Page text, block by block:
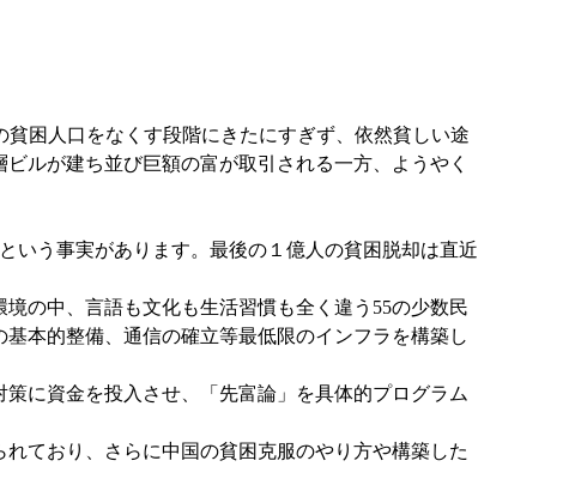
困人口をなくす段階にきたにすぎず、依然貧しい途
ルが建ち並び巨額の富が取引される一方、ようやく
いう事実があります。最後の１億人の貧困脱却は直近
の中、言語も文化も生活習慣も全く違う55の少数民
本的整備、通信の確立等最低限のインフラを構築し
に資金を投入させ、「先富論」を具体的プログラム
ており、さらに中国の貧困克服のやり方や構築した